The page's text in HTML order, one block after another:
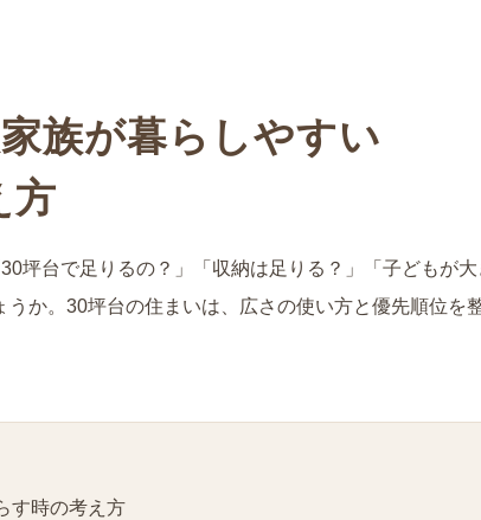
族が暮らしやすい
方
坪台で足りるの？」「収納は足りる？」「子どもが
うか。30坪台の住まいは、広さの使い方と優先順位を
す時の考え方